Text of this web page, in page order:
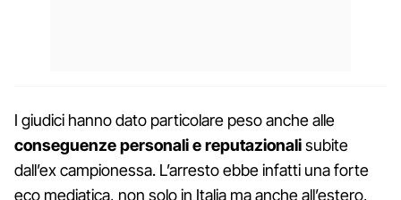
I giudici hanno dato particolare peso anche alle
conseguenze personali e reputazionalisubite
dall’ex campionessa. L’arresto ebbe infatti una forte
eco mediatica, non solo in Italia ma anche all’estero,